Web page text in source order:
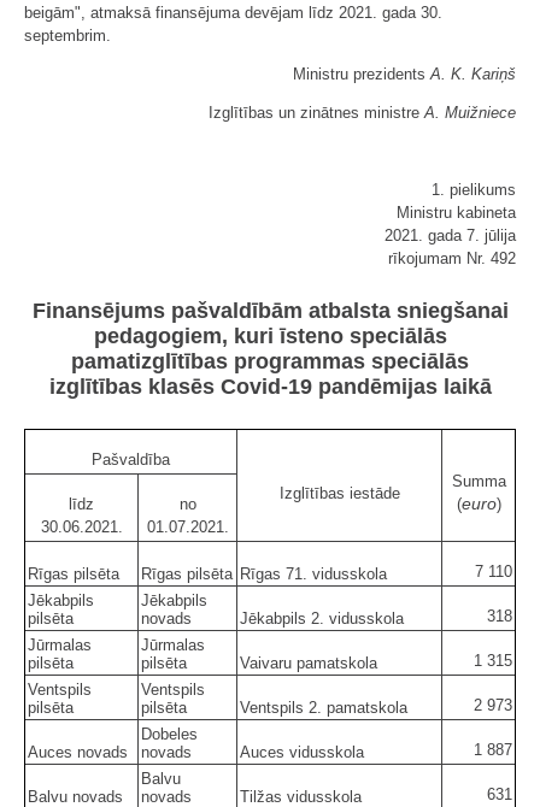
beigām", atmaksā finansējuma devējam līdz 2021. gada 30.
septembrim.
Ministru prezidentsA. K. Kariņš
Izglītības un zinātnes ministreA. Muižniece
1. pielikums
Ministru kabineta
2021. gada 7. jūlija
rīkojumam Nr. 492
Finansējums pašvaldībām atbalsta sniegšanai
pedagogiem, kuri īsteno speciālās
pamatizglītības programmas speciālās
izglītības klasēs Covid-19 pandēmijas laikā
Pašvaldība
Izglītības iestāde
Summa
(euro)
līdz
30.06.2021.
no
01.07.2021.
Rīgas pilsēta Rīgas pilsēta Rīgas 71. vidusskola
7 110
Jēkabpils
pilsēta
Jēkabpils
novads
Jēkabpils 2. vidusskola
318
Jūrmalas
pilsēta
Jūrmalas
pilsēta
Vaivaru pamatskola
1 315
Ventspils
pilsēta
Ventspils
pilsēta
Ventspils 2. pamatskola 2 973
Auces novads
Dobeles
novads
Auces vidusskola 1 887
Balvu novads
Balvu
novads
Tilžas vidusskola 631